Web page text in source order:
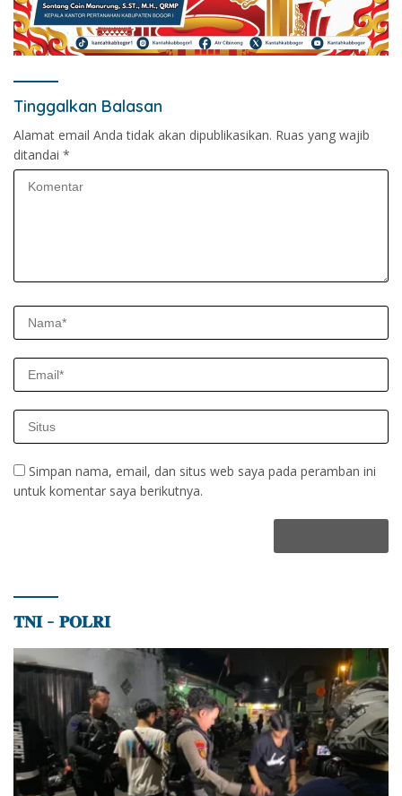
Tinggalkan Balasan
Alamat email Anda tidak akan dipublikasikan. Ruas yang wajib
ditandai *
Simpan nama, email, dan situs web saya pada peramban ini
untuk komentar saya berikutnya.
𝐓𝐍𝐈 – 𝐏𝐎𝐋𝐑𝐈